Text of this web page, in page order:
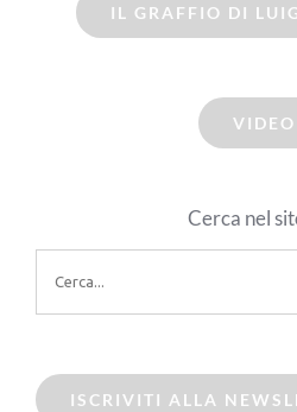
IL GRAFFIO DI
VIDEO
Cerca nel
per:
ISCRIVITI ALLA